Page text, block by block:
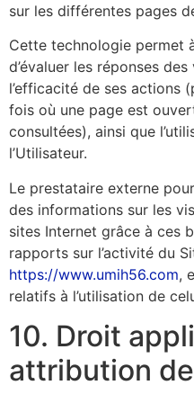
sur les différentes pages
Cette technologie permet
d’évaluer les réponses
l’efficacité de ses actions
fois où une page est
consultées), ainsi que
l’Utilisateur.
Le prestataire externe
des informations sur les
sites Internet grâce à ces
rapports sur l’activité du
https://www.umih56.com,
relatifs à l’utilisation de
10. Droit
attribution